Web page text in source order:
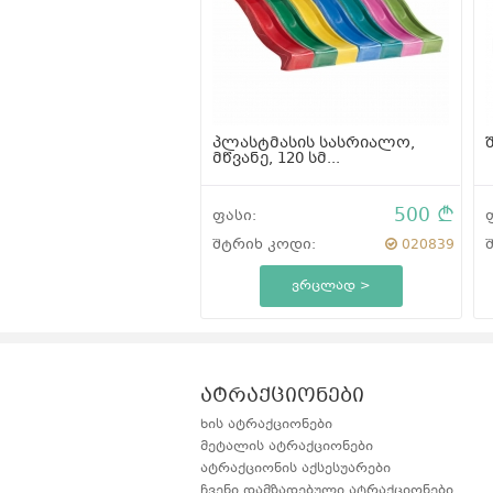
პლასტმასის სასრიალო,
მწვანე, 120 სმ...
ფასი: 500
შტრიხ კოდი: 020839
ვრცლად >
ატრაქციონები
ხის ატრაქციონები
მეტალის ატრაქციონები
ატრაქციონის აქსესუარები